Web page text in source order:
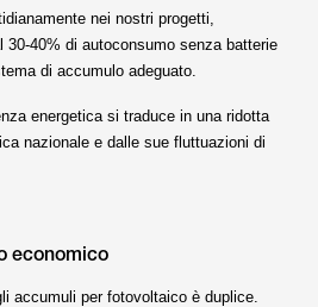
nei nostri progetti,
30-40% di autoconsumo senza batterie
di accumulo adeguato.
energetica si traduce in una ridotta
nazionale e dalle sue fluttuazioni di
economico
accumuli per fotovoltaico è duplice.